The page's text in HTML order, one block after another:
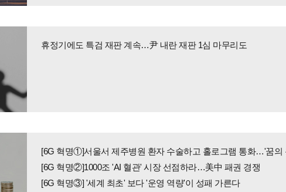
휴정기에도 특검 재판 계속…尹 내란 재판 1심 마무리도
[6G 혁명②]1000조 'AI 혈관' 시장 선점하라…美中 패권 경쟁
[6G 혁명③] '세계 최초' 보다 '운영 역량'이 성패 가른다